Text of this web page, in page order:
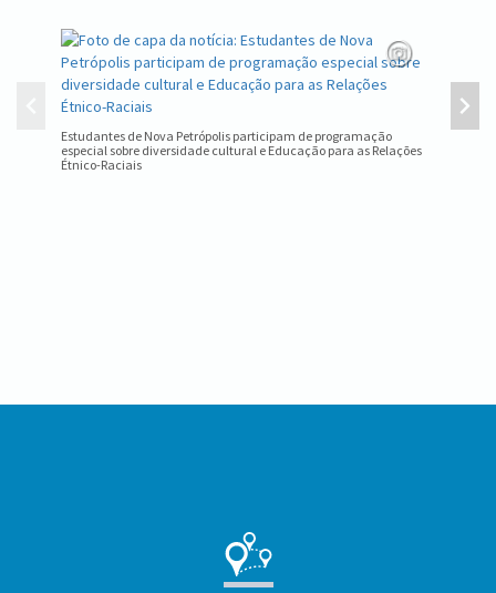
Estudantes de Nova Petrópolis participam de programação
especial sobre diversidade cultural e Educação para as Relações
Étnico-Raciais
Equipe